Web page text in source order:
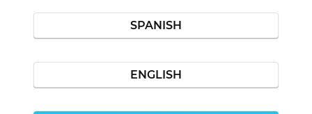
SPANISH
ENGLISH